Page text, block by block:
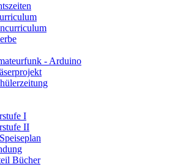
- Arduino
I
II
Bücher